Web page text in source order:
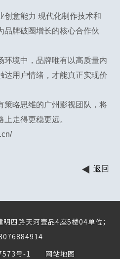
创意能力 现代化制作技术和
品牌破圈增长的核心合作伙
环境中，品牌唯有以高质量内
达用户情绪，才能真正实现价
策略思维的广州影视团队，将
走得更稳更远。
返回
四路天河壹品4座5楼04单位；
号-1 网站地图